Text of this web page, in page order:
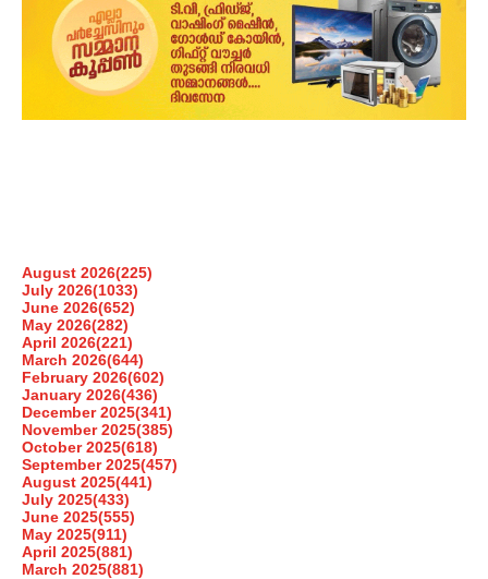
August 2026(225)
July 2026(1033)
June 2026(652)
May 2026(282)
April 2026(221)
March 2026(644)
February 2026(602)
January 2026(436)
December 2025(341)
November 2025(385)
October 2025(618)
September 2025(457)
August 2025(441)
July 2025(433)
June 2025(555)
May 2025(911)
April 2025(881)
March 2025(881)